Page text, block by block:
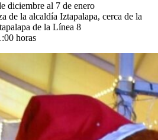
diciembre al 7 de enero
de la alcaldía Iztapalapa, cerca de la
de la Línea 8
horas